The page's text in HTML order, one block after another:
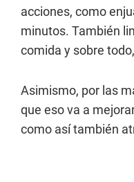
acciones, como
minutos. También
comida y sobre
Asimismo, por las
que eso va a
como así también